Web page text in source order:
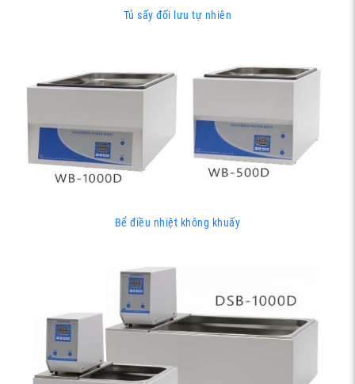
Tủ sấy đối lưu tự nhiên
Bể điều nhiệt không khuấy